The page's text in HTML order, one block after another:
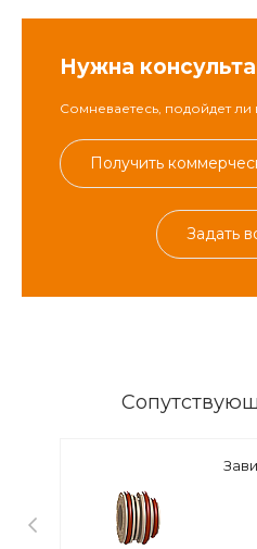
Нужна
Сомневаетесь, подойдет ли
Получить
Задать